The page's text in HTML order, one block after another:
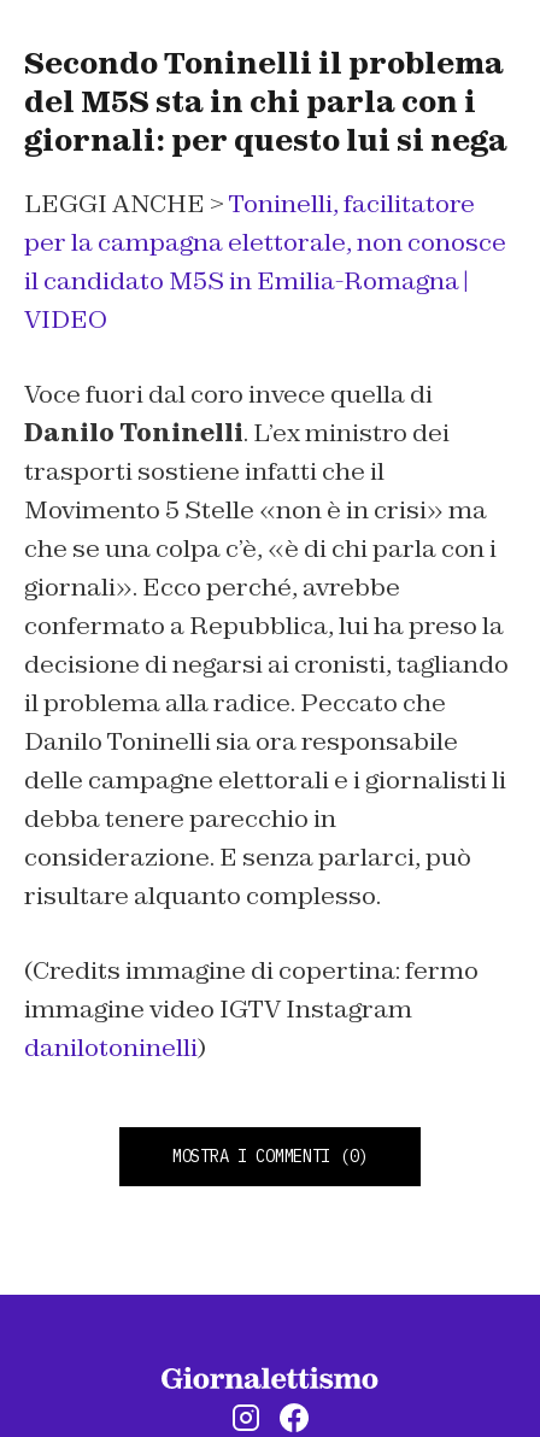
Secondo Toninelli il problema
del M5S sta in chi parla con i
giornali: per questo lui si nega
LEGGI ANCHE >Toninelli, facilitatore
per la campagna elettorale, non conosce
il candidato M5S in Emilia-Romagna |
VIDEO
Voce fuori dal coro invece quella di
Danilo Toninelli. L’ex ministro dei
trasporti sostiene infatti che il
Movimento 5 Stelle «non è in crisi» ma
che se una colpa c’è, «è di chi parla con i
giornali». Ecco perché, avrebbe
confermato a Repubblica, lui ha preso la
decisione di negarsi ai cronisti, tagliando
il problema alla radice. Peccato che
Danilo Toninelli sia ora responsabile
delle campagne elettorali e i giornalisti li
debba tenere parecchio in
considerazione. E senza parlarci, può
risultare alquanto complesso.
(Credits immagine di copertina: fermo
immagine video IGTV Instagram
danilotoninelli)
MOSTRA I COMMENTI (0)